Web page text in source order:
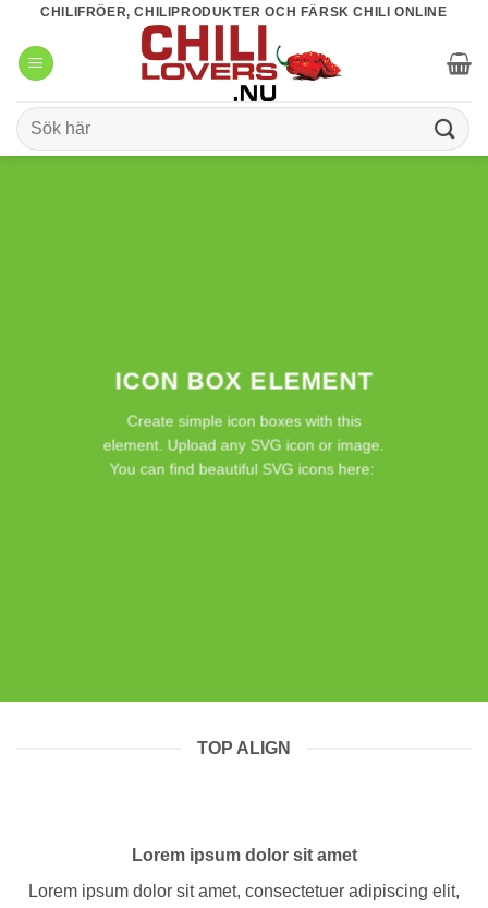
content
CHILIFRÖER, CHILIPRODUKTER OCH FÄRSK CHILI ONLINE
Sök
efter:
ICON BOX ELEMENT
Create simple icon boxes with this
element. Upload any SVG icon or image.
You can find beautiful SVG icons here:
TOP ALIGN
Lorem ipsum dolor sit amet
Lorem ipsum dolor sit amet, consectetuer adipiscing elit,